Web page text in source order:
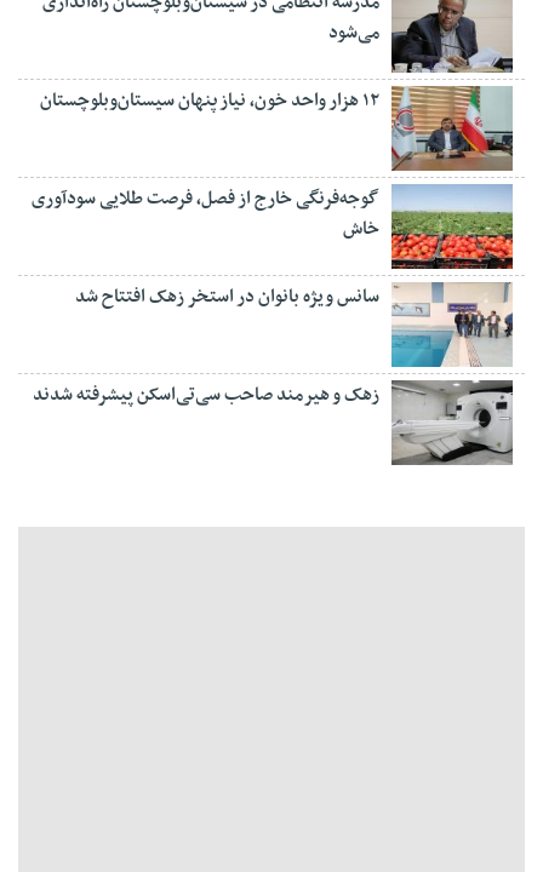
می‌شود
۱۲ هزار واحد خون، نیاز پنهان سیستان‌وبلوچستان
گوجه‌فرنگی خارج از فصل، فرصت طلایی سودآوری
خاش
سانس ویژه بانوان در استخر زهک افتتاح شد
زهک و هیرمند صاحب سی‌تی‌اسکن پیشرفته شدند